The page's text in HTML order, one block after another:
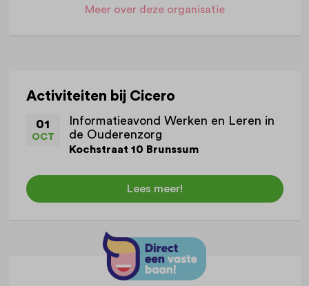
Meer over deze organisatie
Activiteiten bij Cicero
01
OCT
Informatieavond Werken en Leren in
de Ouderenzorg
Kochstraat 10 Brunssum
Lees meer!